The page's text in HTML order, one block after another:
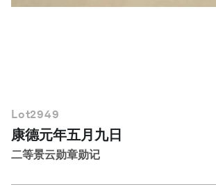
Lot2949
康德元年五月九日
二等景云勋章勋记